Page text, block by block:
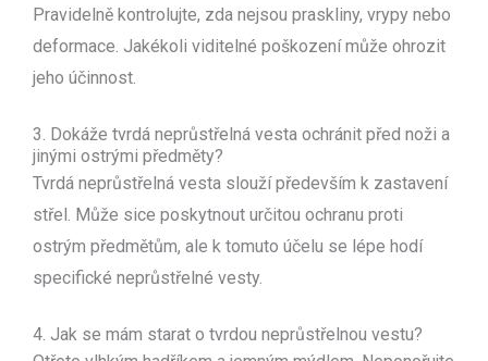
Pravidelně kontrolujte, zda nejsou praskliny, vrypy nebo
deformace. Jakékoli viditelné poškození může ohrozit
jeho účinnost.
3. Dokáže tvrdá neprůstřelná vesta ochránit před noži a
jinými ostrými předměty?
Tvrdá neprůstřelná vesta slouží především k zastavení
střel. Může sice poskytnout určitou ochranu proti
ostrým předmětům, ale k tomuto účelu se lépe hodí
specifické neprůstřelné vesty.
4. Jak se mám starat o tvrdou neprůstřelnou vestu?